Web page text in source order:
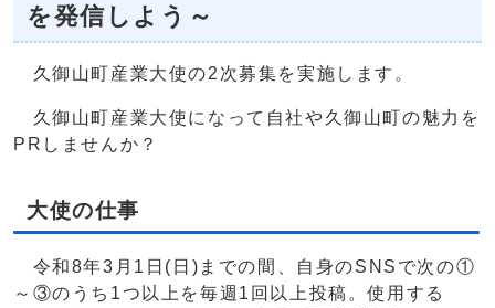
を発信しよう～
久御山町産業大使の2次募集を実施します。
久御山町産業大使になって自社や久御山町の魅力を
PRしませんか？
大使の仕事
令和8年3月1日(日)までの間、自身のSNSで次の①
～③のうち1つ以上を毎週1回以上投稿。使用する